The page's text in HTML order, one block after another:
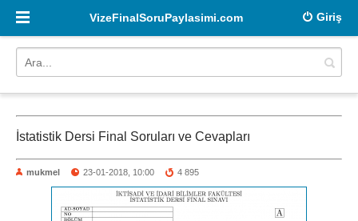
Giriş
VizeFinalSoruPaylasimi.com
İstatistik Dersi Final Soruları ve Cevapları
mukmel 23-01-2018, 10:00 4 895